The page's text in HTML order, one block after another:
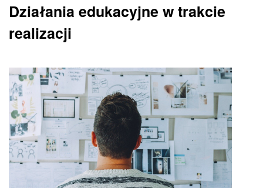
Działania edukacyjne w trakcie
realizacji